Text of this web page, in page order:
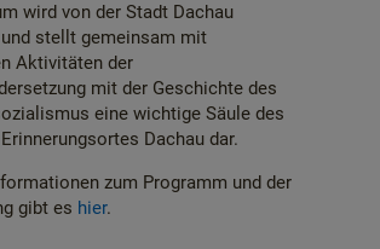
wird von der Stadt Dachau
stellt gemeinsam mit
Aktivitäten der
mit der Geschichte des
eine wichtige Säule des
Dachau dar.
zum Programm und der
gibt es hier.